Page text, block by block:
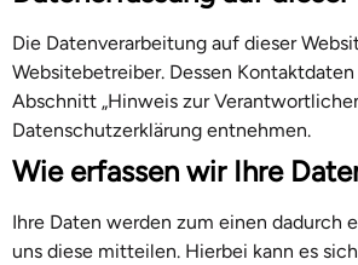
Die Datenverarbeitung auf dieser
Websitebetreiber. Dessen
Abschnitt „Hinweis zur
Datenschutzerklärung entnehmen.
Wie erfassen wir Ihre
Ihre Daten werden zum einen dadurch
uns diese mitteilen. Hierbei kann es